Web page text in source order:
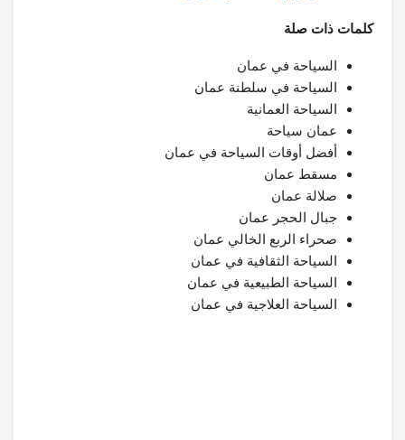
كلمات ذات صلة
السياحة في عمان
السياحة في سلطنة عمان
السياحة العمانية
عمان سياحة
أفضل أوقات السياحة في عمان
مسقط عمان
صلالة عمان
جبال الحجر عمان
صحراء الربع الخالي عمان
السياحة الثقافية في عمان
السياحة الطبيعية في عمان
السياحة العلاجية في عمان